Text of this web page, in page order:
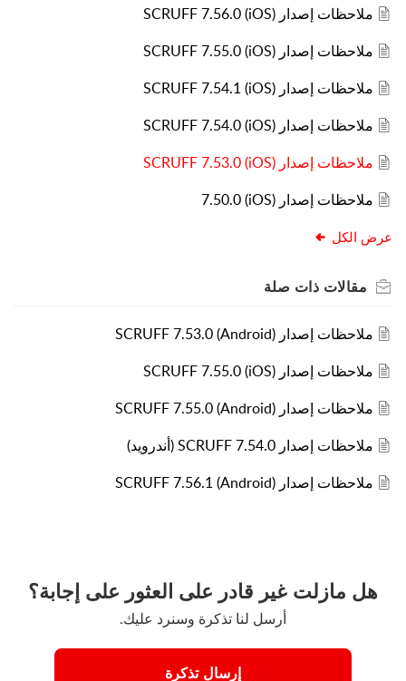
ملاحظات إصدار SCRUFF 7.56.0 (iOS)
ملاحظات إصدار SCRUFF 7.55.0 (iOS)
ملاحظات إصدار SCRUFF 7.54.1 (iOS)
ملاحظات إصدار SCRUFF 7.54.0 (iOS)
ملاحظات إصدار SCRUFF 7.53.0 (iOS)
ملاحظات إصدار (iOS) 7.50.0
عرض الكل
مقالات ذات صلة
ملاحظات إصدار SCRUFF 7.53.0 (Android)
ملاحظات إصدار SCRUFF 7.55.0 (iOS)
ملاحظات إصدار SCRUFF 7.55.0 (Android)
ملاحظات إصدار SCRUFF 7.54.0 (أندرويد)
ملاحظات إصدار SCRUFF 7.56.1 (Android)
هل مازلت غير قادر على العثور على إجابة؟
أرسل لنا تذكرة وسنرد عليك.
إرسال تذكرة